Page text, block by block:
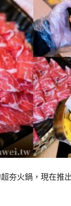
夯火鍋，現在推